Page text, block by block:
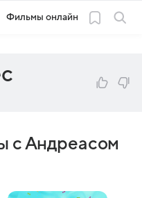
Фильмы онлайн
с Андреасом